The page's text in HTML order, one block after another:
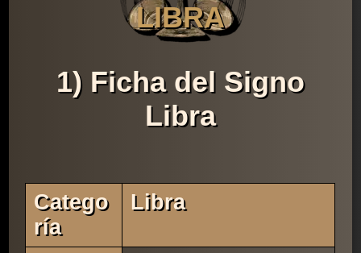
LIBRA
1) Ficha del Signo
Libra
Catego
Ría
Libra